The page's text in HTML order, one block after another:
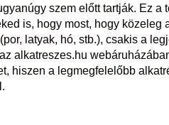
szem előtt tartják. Ez
is, hogy most, hogy közeleg
latyak, hó, stb.), csakis a
alkatreszes.hu
hiszen a legmegfelelőbb